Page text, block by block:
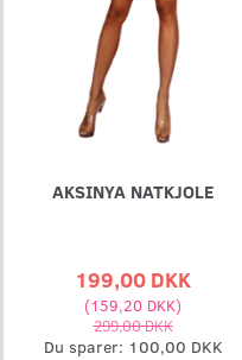
AKSINYA NATKJOLE
199,00 DKK
(159,20 DKK)
299,00 DKK
Du sparer: 100,00 DKK